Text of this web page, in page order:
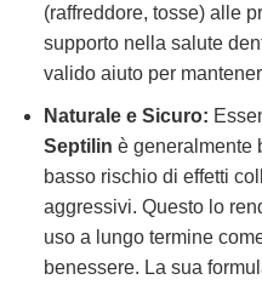
(raffreddore, tosse) alle
supporto nella salute
valido aiuto per
Naturale e Sicuro:
Septilin è generalmente
basso rischio di effetti
aggressivi. Questo lo
uso a lungo termine
benessere. La sua